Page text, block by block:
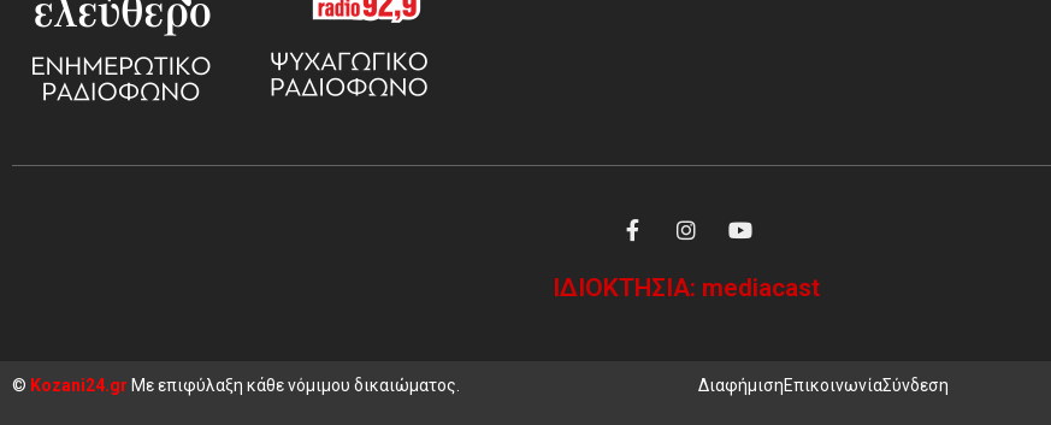
ΙΔΙΟΚΤΗΣΙΑ: mediacast
© Kozani24.gr Με επιφύλαξη κάθε νόμιμου δικαιώματος. ΔιαφήμισηΕπικοινωνίαΣύνδεση